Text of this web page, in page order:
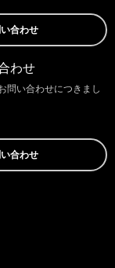
合わせ
わせ
問い合わせにつきまし
合わせ